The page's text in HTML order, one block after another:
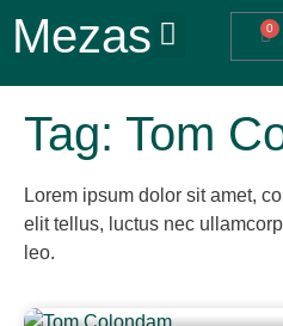
Mezas 0
Tag: Tom
Lorem ipsum dolor sit amet,
elit tellus, luctus nec
leo.